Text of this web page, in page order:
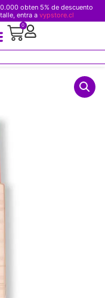
obten 5% de descuento
entra a vypstore.cl
0